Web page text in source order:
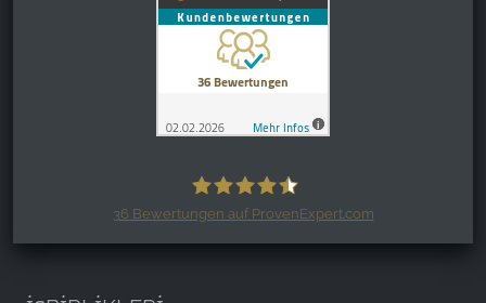
36 Bewertungen auf ProvenExpert.com